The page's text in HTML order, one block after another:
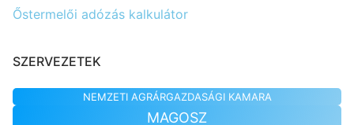
Őstermelői adózás kalkulátor
SZERVEZETEK
NEMZETI AGRÁRGAZDASÁGI KAMARA
MAGOSZ